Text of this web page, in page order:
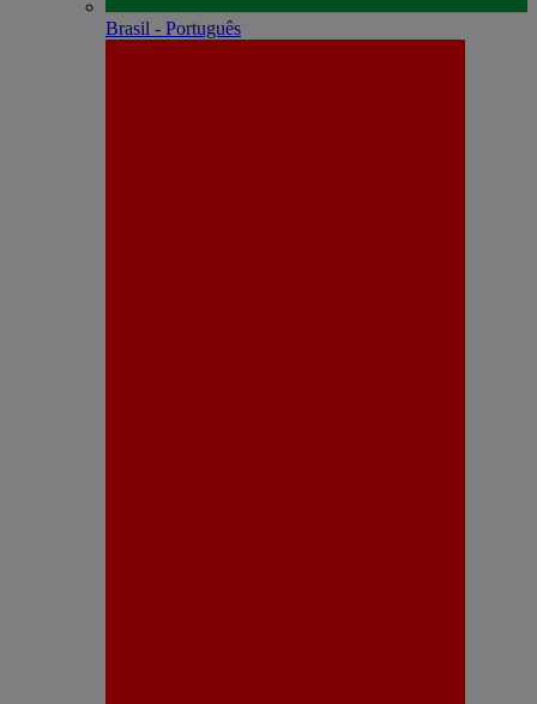
Brasil - Português